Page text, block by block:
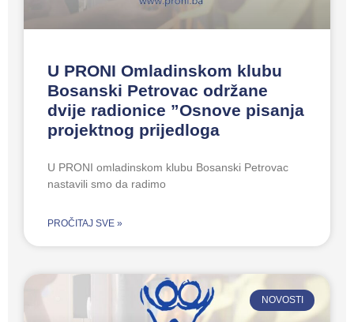
U PRONI Omladinskom klubu
Bosanski Petrovac održane
dvije radionice ”Osnove pisanja
projektnog prijedloga
U PRONI omladinskom klubu Bosanski Petrovac
nastavili smo da radimo
PROČITAJ SVE »
NOVOSTI